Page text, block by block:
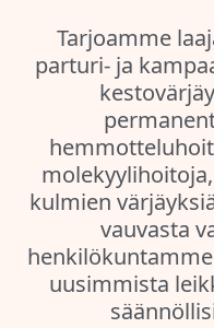
Tarjoamme
parturi- ja
kulmien
vauvasta
uusimmista